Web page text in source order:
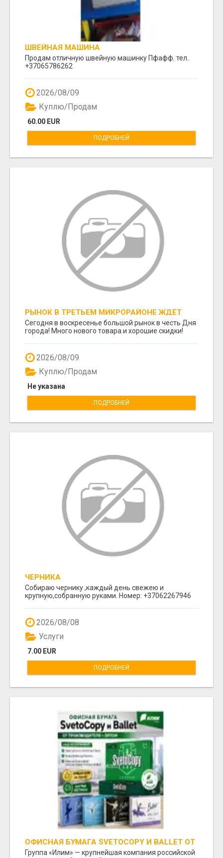
ШВЕЙНАЯ МАШИНА
Продам отличную швейную машинку Пфафф. тел.
+37065786262
2026/08/09
60.00 EUR
Куплю/Продам
ПОДРОБНЕЙ
РЫНОК В ТРЕТЬЕМ МИКРОРАЙОНЕ ЖДЁТ
ПОКУПАТЕЛЕЙ!
Сегодня в воскресенье большой рынок в честь Дня
города! Много нового товара и хорошие скидки!
2026/08/09
Не указана
Куплю/Продам
ПОДРОБНЕЙ
ЧЕРНИКА
Собираю чернику ,каждый день свежею и
крупную,собранную руками. Номер: +37062267946
2026/08/08
7.00 EUR
Услуги
ПОДРОБНЕЙ
ОФИСНАЯ БУМАГА SVETOCOPY И BALLET ОТ
ПРОИЗВОДИТЕЛЯ - ОПТОМ
Группа «Илим» — крупнейшая компания российской